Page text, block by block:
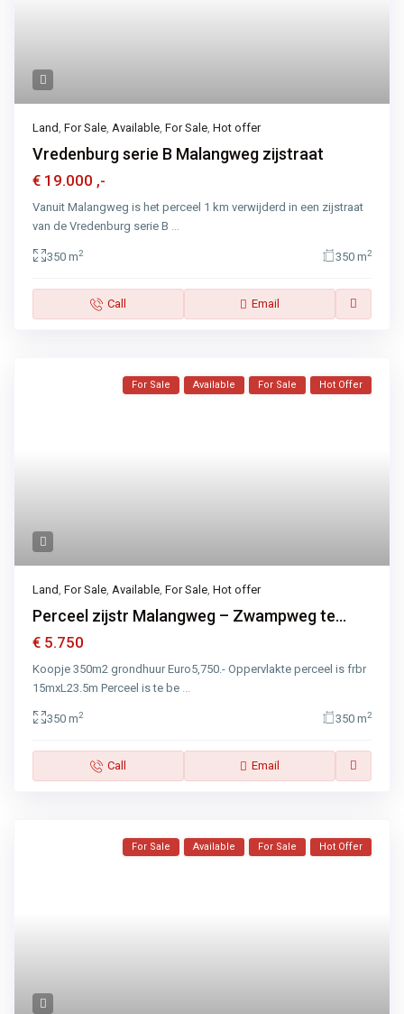
Land,For Sale,Available,For Sale,Hot offer
Vredenburg serie B Malangweg zijstraat
€ 19.000 ,-
Vanuit Malangweg is het perceel 1 km verwijderd in een zijstraat
van de Vredenburg serie B ...
350 m2 350 m2
Call Email
For Sale Available For Sale Hot Offer
Land,For Sale,Available,For Sale,Hot offer
Perceel zijstr Malangweg – Zwampweg te...
€ 5.750
Koopje 350m2 grondhuur Euro5,750.- Oppervlakte perceel is frbr
15mxL23.5m Perceel is te be ...
350 m2 350 m2
Call Email
For Sale Available For Sale Hot Offer